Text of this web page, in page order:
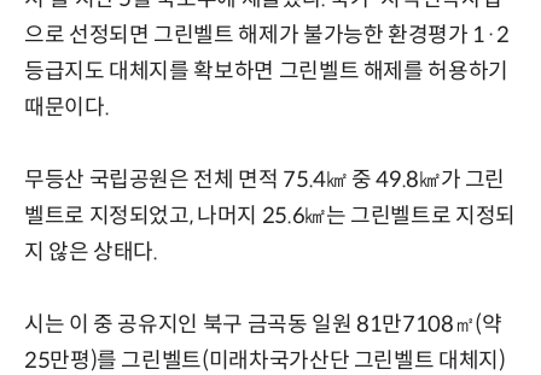
으로 선정되면 그린벨트 해제가 불가능한 환경평가 1·2
등급지도 대체지를 확보하면 그린벨트 해제를 허용하기
때문이다.
무등산 국립공원은 전체 면적 75.4㎢ 중 49.8㎢가 그린
벨트로 지정되었고, 나머지 25.6㎢는 그린벨트로 지정되
지 않은 상태다.
시는 이 중 공유지인 북구 금곡동 일원 81만7108㎡(약
25만평)를 그린벨트(미래차국가산단 그린벨트 대체지)